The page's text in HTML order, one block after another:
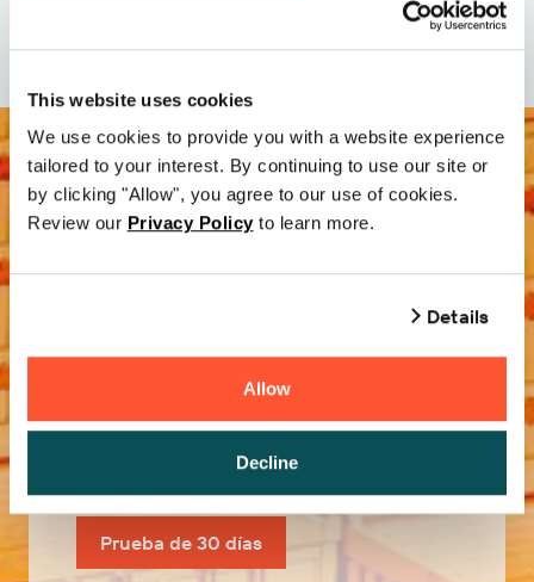
This website uses cookies
We use cookies to provide you with a website experience
tailored to your interest. By continuing to use our site or
by clicking "Allow", you agree to our use of cookies.
Review our Privacy Policy to learn more.
Details
Allow
Decline
Pruébelo gratis
Utilice nuestra prueba de 30 días para
descubrir todas las funciones de BarTender.
Prueba de 30 días